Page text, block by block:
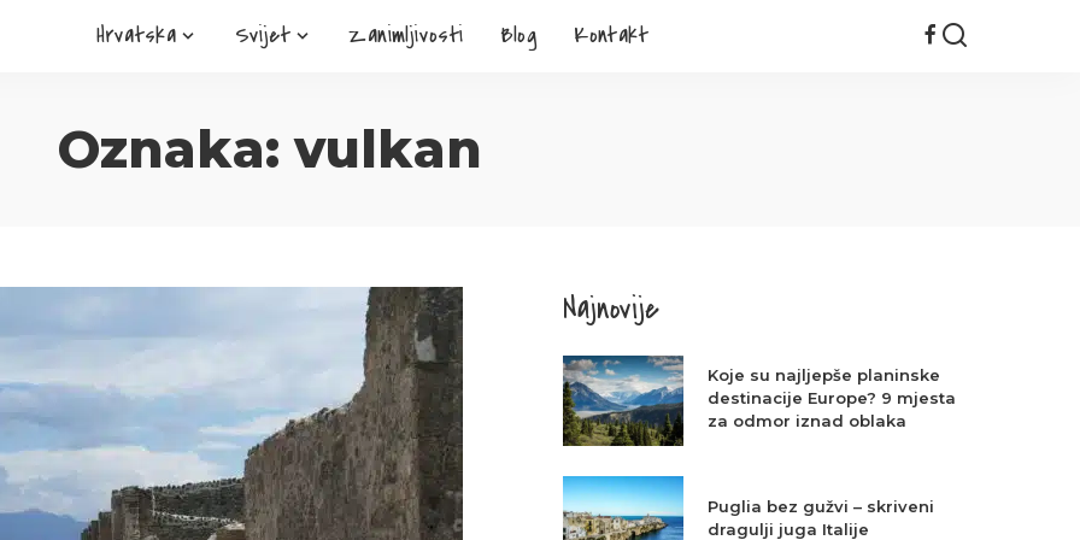
Hrvatska Svijet Zanimljivosti Blog Kontakt
Oznaka:vulkan
Najnovije
Koje su najljepše planinske
destinacije Europe? 9 mjesta
za odmor iznad oblaka
Puglia bez gužvi – skriveni
dragulji juga Italije